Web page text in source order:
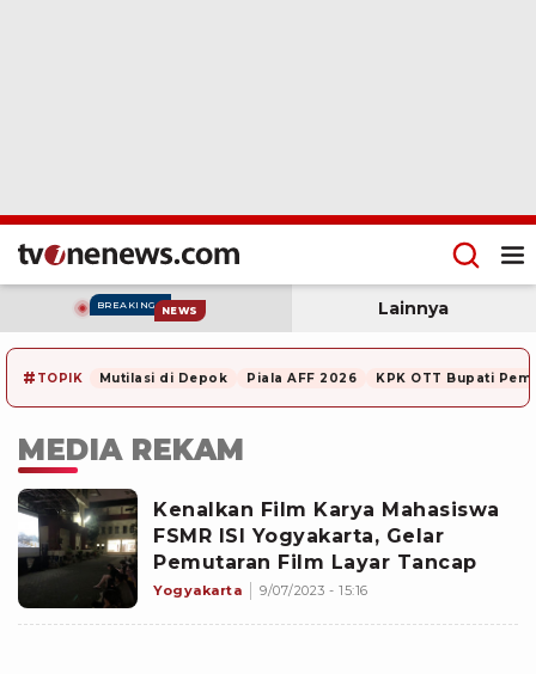
BREAKING NEWS Lainnya
# TOPIK Mutilasi di Depok Piala AFF 2026 KPK OTT Bupati
MEDIA REKAM
Kenalkan Film Karya Mahasiswa
FSMR ISI Yogyakarta, Gelar
Pemutaran Film Layar Tancap
Yogyakarta 9/07/2023 - 15:16